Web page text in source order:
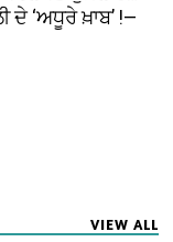
‘ਅਧੂਰੇ ਖ਼ਾਬ’ !—
VIEW ALL